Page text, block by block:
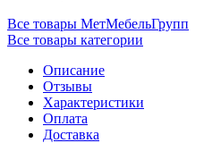
Все товары МетМебельГрупп
Все товары категории
Описание
Отзывы
Характеристики
Оплата
Доставка